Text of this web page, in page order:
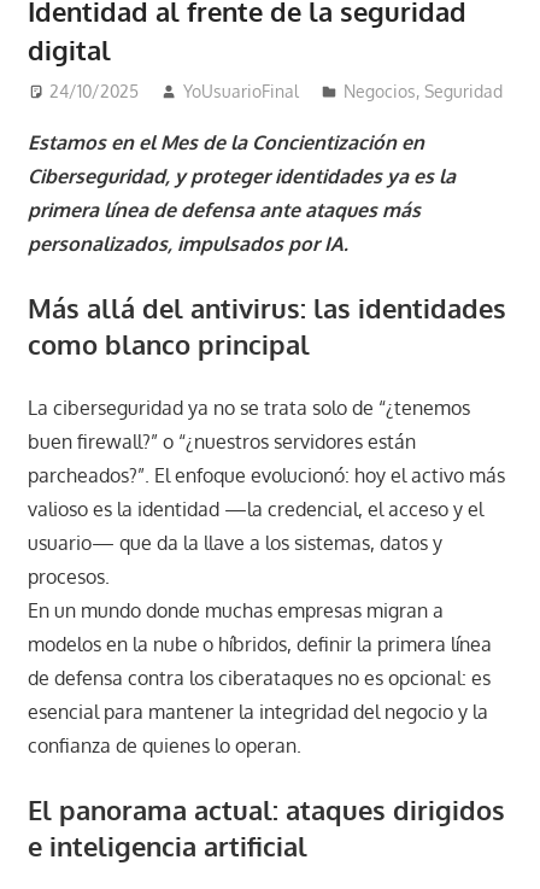
Identidad al frente de la seguridad
digital
24/10/2025 YoUsuarioFinal Negocios,Seguridad
Estamos en el Mes de la Concientización en
Ciberseguridad, y proteger identidades ya es la
primera línea de defensa ante ataques más
personalizados, impulsados por IA.
Más allá del antivirus: las identidades
como blanco principal
La ciberseguridad ya no se trata solo de “¿tenemos
buen firewall?” o “¿nuestros servidores están
parcheados?”. El enfoque evolucionó: hoy el activo más
valioso es la identidad —la credencial, el acceso y el
usuario— que da la llave a los sistemas, datos y
procesos.
En un mundo donde muchas empresas migran a
modelos en la nube o híbridos, definir la primera línea
de defensa contra los ciberataques no es opcional: es
esencial para mantener la integridad del negocio y la
confianza de quienes lo operan.
El panorama actual: ataques dirigidos
e inteligencia artificial